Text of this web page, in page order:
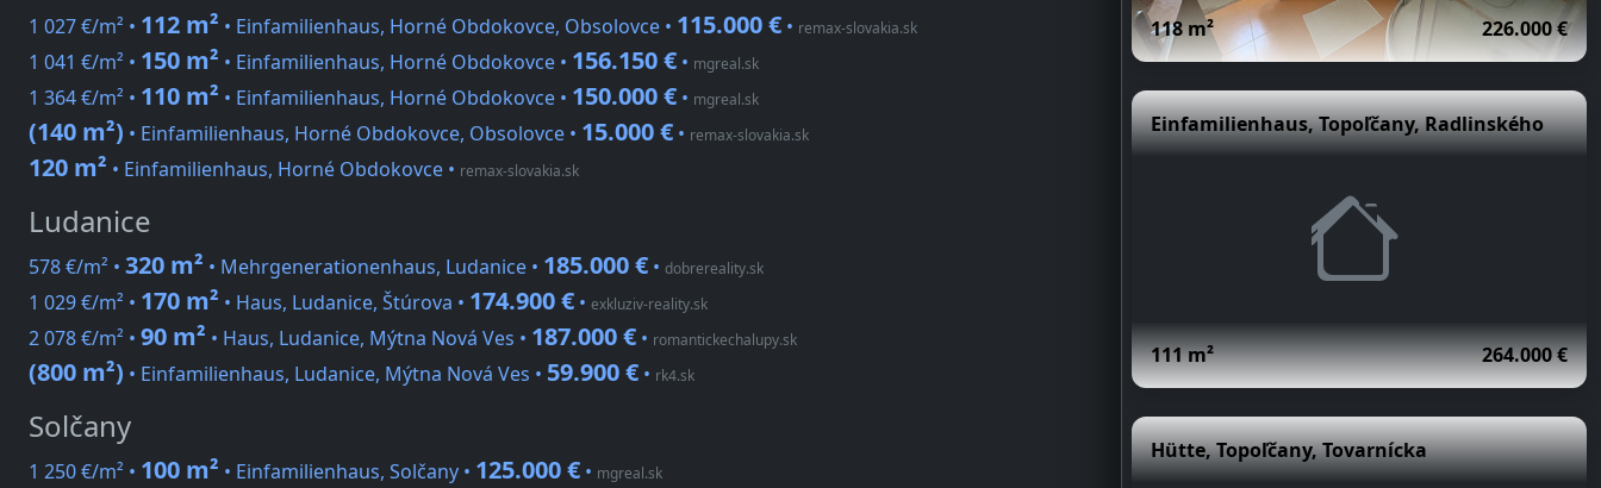
1 027 €/m² • 112 m² • Einfamilienhaus, Horné Obdokovce, Obsolovce • 115.000 € • remax-slovakia.sk
1 041 €/m² • 150 m² • Einfamilienhaus, Horné Obdokovce • 156.150 € • mgreal.sk
1 364 €/m² • 110 m² • Einfamilienhaus, Horné Obdokovce • 150.000 € • mgreal.sk
(140 m²) • Einfamilienhaus, Horné Obdokovce, Obsolovce • 15.000 € • remax-slovakia.sk
120 m² • Einfamilienhaus, Horné Obdokovce • remax-slovakia.sk
Ludanice
578 €/m² • 320 m² • Mehrgenerationenhaus, Ludanice • 185.000 € • dobrereality.sk
1 029 €/m² • 170 m² • Haus, Ludanice, Štúrova • 174.900 € • exkluziv-reality.sk
2 078 €/m² • 90 m² • Haus, Ludanice, Mýtna Nová Ves • 187.000 € • romantickechalupy.sk
(800 m²) • Einfamilienhaus, Ludanice, Mýtna Nová Ves • 59.900 € • rk4.sk
Solčany
1 250 €/m² • 100 m² • Einfamilienhaus, Solčany • 125.000 € • mgreal.sk